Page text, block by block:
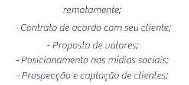
remotamente;
- Contrato de acordo com seu cliente;
- Proposta de valores;
- Posicionamento nas mídias sociais;
- Prospecção e captação de clientes;